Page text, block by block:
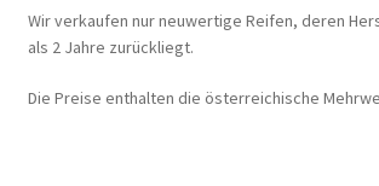
Wir verkaufen nur neuwertige Reifen, deren
als 2 Jahre zurückliegt.
Die Preise enthalten die österreichische